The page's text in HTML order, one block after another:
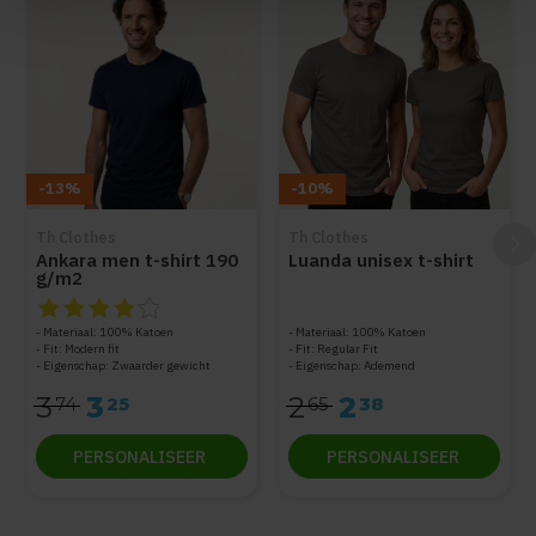
-13%
Ankara men t-shirt 190
g/m2
De beoordeling van dit product is
Materiaal: 100% Katoen
Fit: Modern fit
Eigenschap: Zwaarder gewicht
374 3 25
PERSONALISEER
-10%
Luanda unisex t-shirt
Materiaal: 100% Katoen
Fit: Regular Fit
Eigenschap: Ademend
265 2 38
PERSONALISEER